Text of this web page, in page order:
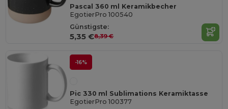
Pascal 360 ml Keramikbecher
EgotierPro 100540
Günstigste:
5,35 €8,39 €
-16%
Pic 330 ml Sublimations Keramiktasse
EgotierPro 100377